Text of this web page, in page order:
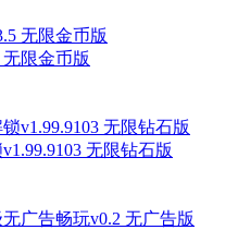
限金币版
无限钻石版